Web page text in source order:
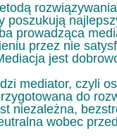
poszukują
prowadząca
przez nie
jest
mediator, czyli
do
niezależna,
wobec